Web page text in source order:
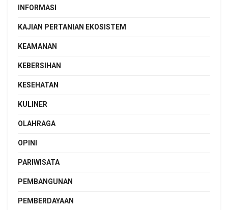
INFORMASI
KAJIAN PERTANIAN EKOSISTEM
KEAMANAN
KEBERSIHAN
KESEHATAN
KULINER
OLAHRAGA
OPINI
PARIWISATA
PEMBANGUNAN
PEMBERDAYAAN